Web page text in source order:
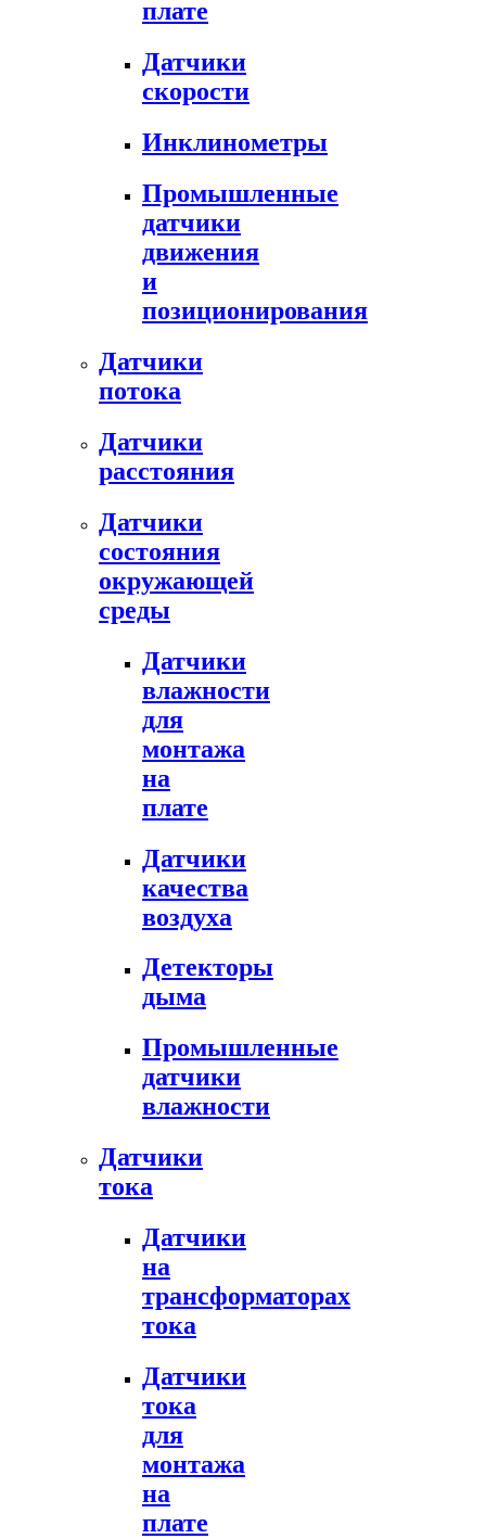
плате
Датчики
скорости
Инклинометры
Промышленные
датчики
движения
и
позиционирования
Датчики
потока
Датчики
расстояния
Датчики
состояния
окружающей
среды
Датчики
влажности
для
монтажа
на
плате
Датчики
качества
воздуха
Детекторы
дыма
Промышленные
датчики
влажности
Датчики
тока
Датчики
на
трансформаторах
тока
Датчики
тока
для
монтажа
на
плате